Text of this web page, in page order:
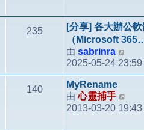
後
發
表
235
[分享] 各大辦公
（Microsoft
由 sabrinra
視
最
發
2025-05-24 23:59
140
MyRename
由心靈捕手
視
2013-03-20 19:43